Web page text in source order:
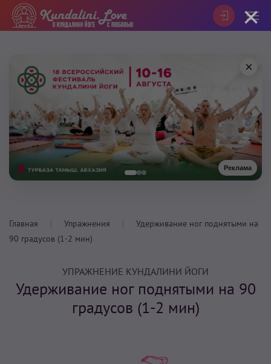
Реклама
×
Главная Упражнения
Удерживание ног поднятыми на
90 градусов (1-2 мин)
УПРАЖНЕНИЕ КУНДАЛИНИ ЙОГИ
Удерживание ног поднятыми на 90
градусов (1-2 мин)
×